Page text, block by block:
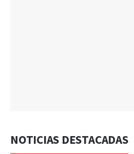
NOTICIAS DESTACADAS